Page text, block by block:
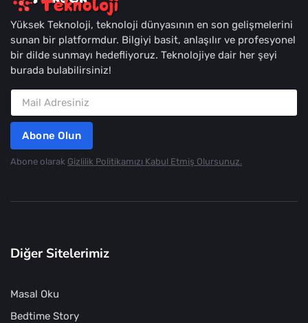
Yüksek Teknoloji, teknoloji dünyasının en son gelişmelerini
sunan bir platformdur. Bilgiyi basit, anlaşılır ve profesyonel
bir dilde sunmayı hedefliyoruz. Teknolojiye dair her şeyi
burada bulabilirsiniz!
Abone Olun
Abone olarak Gizlilik Politikamızı Kabul Etmiş Olursunuz.
Diğer Sitelerimiz
Masal Oku
Bedtime Story